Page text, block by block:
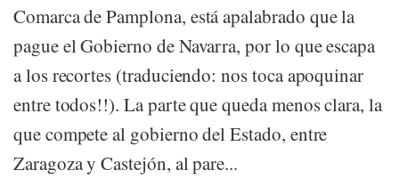
Comarca de Pamplona, está apalabrado que la
pague el Gobierno de Navarra, por lo que escapa
a los recortes (traduciendo: nos toca apoquinar
entre todos!!). La parte que queda menos clara, la
que compete al gobierno del Estado, entre
Zaragoza y Castejón, al pare...